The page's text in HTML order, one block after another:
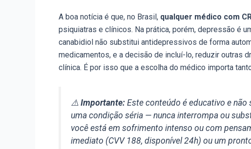
A boa notícia é que, no Brasil, qualquer médico com
psiquiatras e clínicos. Na prática, porém, depressão é
canabidiol não substitui antidepressivos de forma
medicamentos, e a decisão de incluí-lo, reduzir outras
clínica. É por isso que a escolha do médico importa
⚠️ Importante: Este conteúdo é educativo e
uma condição séria — nunca interrompa ou
você está em sofrimento intenso ou com
imediato (CVV 188, disponível 24h) ou um